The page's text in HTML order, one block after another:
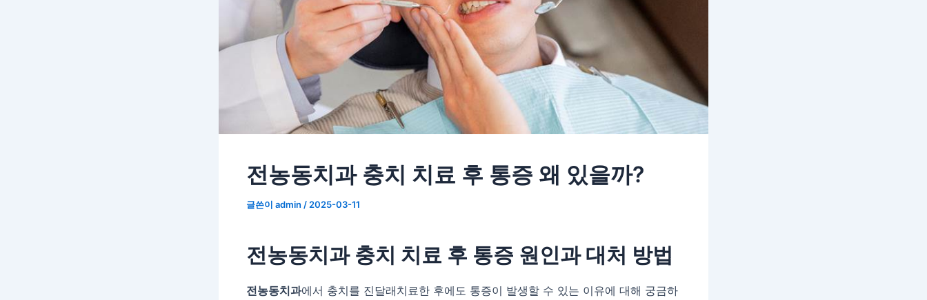
전농동치과 충치 치료 후 통증 왜 있을까?
글쓴이 admin / 2025-03-11
전농동치과 충치 치료 후 통증 원인과 대처 방법
전농동치과에서 충치를 진달래치료한 후에도 통증이 발생할 수 있는 이유에 대해 궁금하